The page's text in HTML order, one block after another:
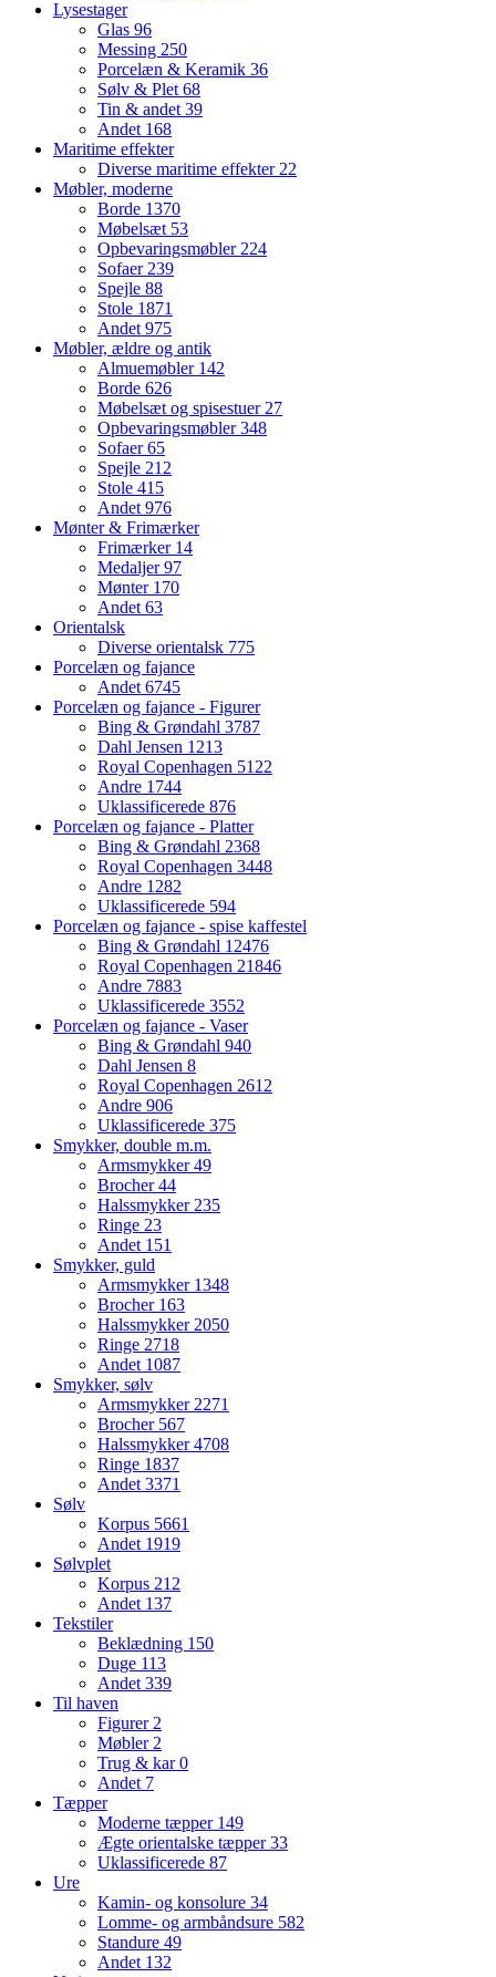
Lysestager
Glas 96
Messing 250
Porcelæn & Keramik 36
Sølv & Plet68
Tin & andet39
Andet 168
Maritime effekter
Diverse maritime effekter22
Møbler, moderne
Borde 1370
Møbelsæt 53
Opbevaringsmøbler224
Sofaer239
Spejle 88
Stole 1871
Andet975
Møbler, ældre og antik
Almuemøbler 142
Borde 626
Møbelsæt og spisestuer27
Opbevaringsmøbler348
Sofaer65
Spejle 212
Stole 415
Andet976
Mønter & Frimærker
Frimærker 14
Medaljer97
Mønter 170
Andet63
Orientalsk
Diverse orientalsk 775
Porcelæn og fajance
Andet6745
Porcelæn og fajance - Figurer
Bing & Grøndahl 3787
Dahl Jensen 1213
Royal Copenhagen 5122
Andre 1744
Uklassificerede 876
Porcelæn og fajance - Platter
Bing & Grøndahl 2368
Royal Copenhagen 3448
Andre 1282
Uklassificerede 594
Porcelæn og fajance - spise kaffestel
Bing & Grøndahl 12476
Royal Copenhagen 21846
Andre 7883
Uklassificerede 3552
Porcelæn og fajance - Vaser
Bing & Grøndahl 940
Dahl Jensen 8
Royal Copenhagen 2612
Andre 906
Uklassificerede 375
Smykker, double m.m.
Armsmykker49
Brocher44
Halssmykker235
Ringe 23
Andet 151
Smykker, guld
Armsmykker 1348
Brocher 163
Halssmykker2050
Ringe 2718
Andet 1087
Smykker, sølv
Armsmykker2271
Brocher 567
Halssmykker4708
Ringe 1837
Andet3371
Sølv
Korpus 5661
Andet 1919
Sølvplet
Korpus 212
Andet 137
Tekstiler
Beklædning 150
Duge 113
Andet339
Til haven
Figurer2
Møbler2
Trug & kar0
Andet 7
Tæpper
Moderne tæpper 149
Ægte orientalske tæpper33
Uklassificerede 87
Ure
Kamin- og konsolure 34
Lomme- og armbåndsure 582
Standure 49
Andet 132